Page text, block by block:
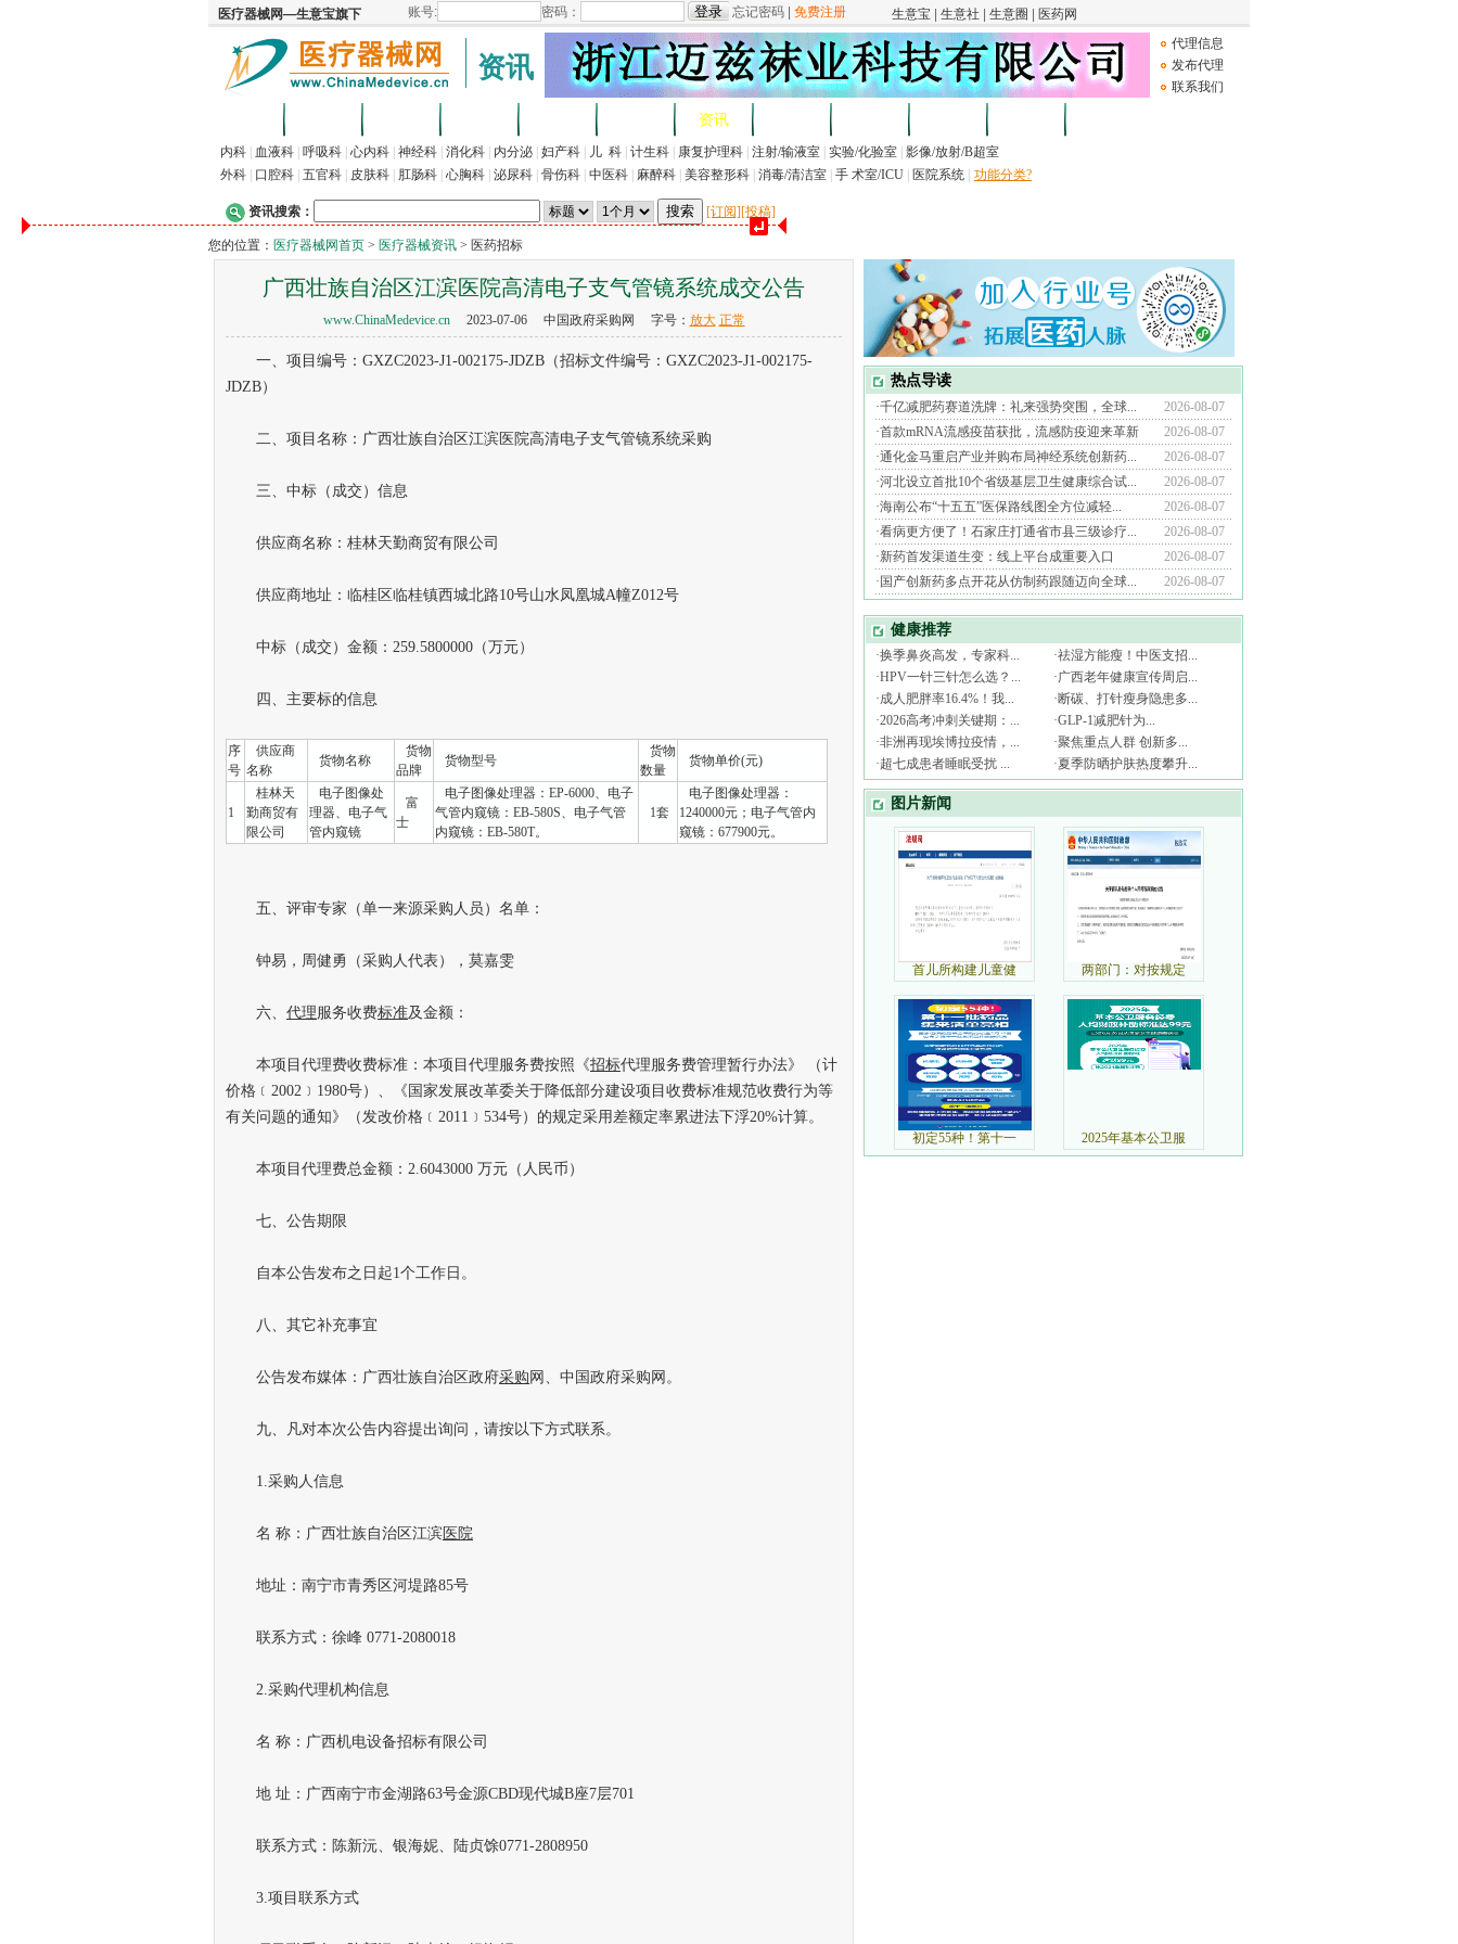
资讯
代理信息
发布代理
联系我们
资讯
内科 血液科 呼吸科 心内科 神经科 消化科 内分泌 妇产科 儿 科 计生科 康复护理科 注射/输液室 实验/化验室 影像/放射/B超室
外科
口腔科 五官科 皮肤科 肛肠科 心胸科 泌尿科 骨伤科 中医科 麻醉科 美容整形科 消毒/清洁室 手 术室/ICU 医院系统 功能分类?
资讯搜索： [订阅][投稿]
您的位置： 医疗器械网首页 > 医疗器械资讯 > 医药招标
广西壮族自治区江滨医院高清电子支气管镜系统成交公告
www.ChinaMedevice.cn2023-07-06 中国政府采购网 字号： 放大 正常
一、项目编号：GXZC2023-J1-002175-JDZB（招标文件编号：GXZC2023-J1-002175-
JDZB）
二、项目名称：广西壮族自治区江滨医院高清电子支气管镜系统采购
三、中标（成交）信息
供应商名称：桂林天勤商贸有限公司
供应商地址：临桂区临桂镇西城北路10号山水凤凰城A幢Z012号
中标（成交）金额：259.5800000（万元）
四、主要标的信息
序
号
供应商
名称
货物名称
货物
品牌
货物型号
货物
数量
货物单价(元)
1
桂林天
勤商贸有
限公司
电子图像处
理器、电子气
管内窥镜
富
士
电子图像处理器：EP-6000、电子
气管内窥镜：EB-580S、电子气管
内窥镜：EB-580T。
1套
电子图像处理器：
1240000元；电子气管内
窥镜：677900元。
五、评审专家（单一来源采购人员）名单：
钟易，周健勇（采购人代表），莫嘉雯
六、 代理服务收费标准及金额：
本项目代理费收费标准：本项目代理服务费按照《招标代理服务费管理暂行办法》 （计
价格﹝2002﹞1980号）、《国家发展改革委关于降低部分建设项目收费标准规范收费行为等
有关问题的通知》（发改价格﹝2011﹞534号）的规定采用差额定率累进法下浮20%计算。
本项目代理费总金额：2.6043000 万元（人民币）
七、公告期限
自本公告发布之日起1个工作日。
八、其它补充事宜
公告发布媒体：广西壮族自治区政府采购 网、中国政府采购网。
九、凡对本次公告内容提出询问，请按以下方式联系。
1.采购人信息
名 称：广西壮族自治区江滨 医院
地址：南宁市青秀区河堤路85号
联系方式：徐峰 0771-2080018
2.采购代理机构信息
名 称：广西机电设备招标有限公司
地 址：广西南宁市金湖路63号金源CBD现代城B座7层701
联系方式：陈新沅、银海妮、陆贞馀0771-2808950
3.项目联系方式